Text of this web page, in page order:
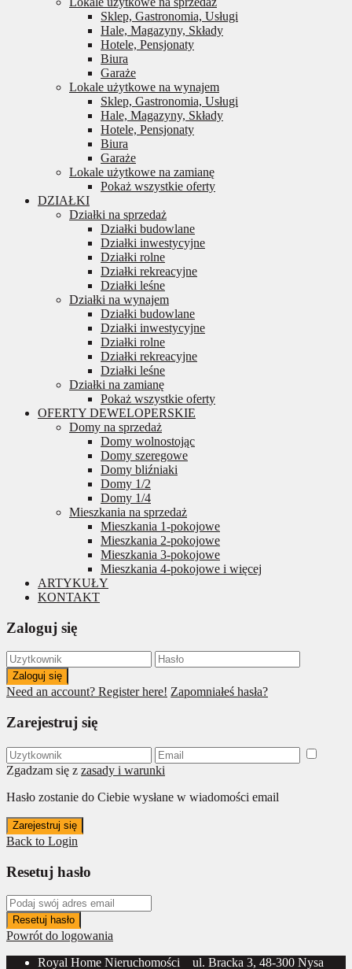
Sklep, Gastronomia, Usługi
Hale, Magazyny, Składy
Hotele, Pensjonaty
Biura
Garaże
Lokale użytkowe na wynajem
Sklep, Gastronomia, Usługi
Hale, Magazyny, Składy
Hotele, Pensjonaty
Biura
Garaże
Lokale użytkowe na zamianę
Pokaż wszystkie oferty
DZIAŁKI
Działki na sprzedaż
Działki budowlane
Działki inwestycyjne
Działki rolne
Działki rekreacyjne
Działki leśne
Działki na wynajem
Działki budowlane
Działki inwestycyjne
Działki rolne
Działki rekreacyjne
Działki leśne
Działki na zamianę
Pokaż wszystkie oferty
OFERTY DEWELOPERSKIE
Domy na sprzedaż
Domy wolnostojąc
Domy szeregowe
Domy bliźniaki
Domy 1/2
Domy 1/4
Mieszkania na sprzedaż
Mieszkania 1-pokojowe
Mieszkania 2-pokojowe
Mieszkania 3-pokojowe
Mieszkania 4-pokojowe i więcej
ARTYKUŁY
KONTAKT
Zaloguj się
Zaloguj się
Need an account? Register here! Zapomniałeś hasła?
Zarejestruj się
Zgadzam się z zasady i warunki
Hasło zostanie do Ciebie wysłane w wiadomości email
Zarejestruj się
Back to Login
Resetuj hasło
Resetuj hasło
Powrót do logowania
Royal Home Nieruchomości
ul. Bracka 3, 48-300 Nysa